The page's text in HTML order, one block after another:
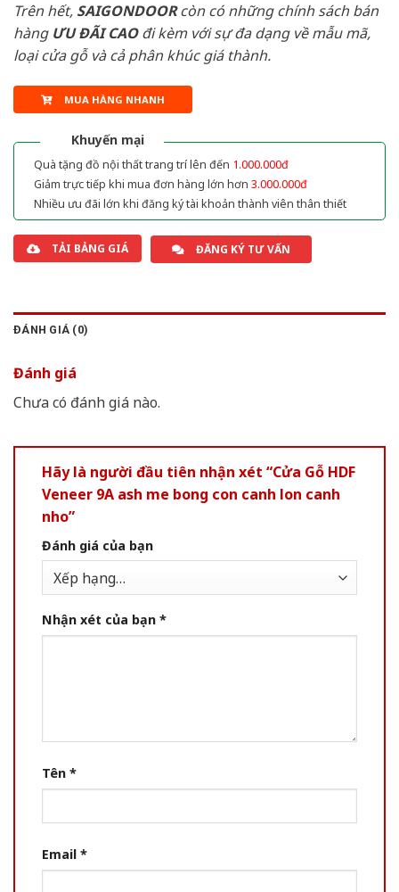
Trên hết, SAIGONDOORcòn có những chính sách bán
hàng ƯU ĐÃI CAOđi kèm với sự đa dạng về mẫu mã,
loại cửa gỗ và cả phân khúc giá thành.
MUA HÀNG NHANH
Khuyến mại
Quà tặng đồ nội thất trang trí lên đến 1.000.000đ
Giảm trực tiếp khi mua đơn hàng lớn hơn 3.000.000đ
Nhiều ưu đãi lớn khi đăng ký tài khoản thành viên thân thiết
TẢI BẢNG GIÁ ĐĂNG KÝ TƯ VẤN
ĐÁNH GIÁ (0)
Đánh giá
Chưa có đánh giá nào.
Hãy là người đầu tiên nhận xét “Cửa Gỗ HDF
Veneer 9A ash me bong con canh lon canh
nho”
Đánh giá của bạn
Nhận xét của bạn *
Tên *
Email *